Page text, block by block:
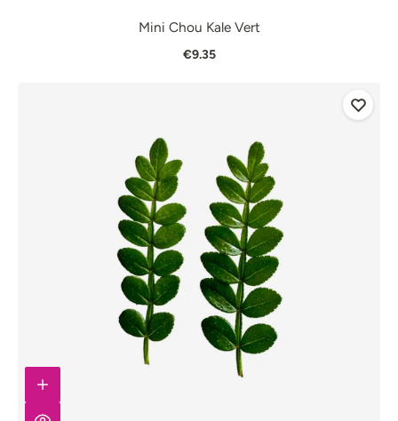
Mini Chou Kale Vert
€9.35